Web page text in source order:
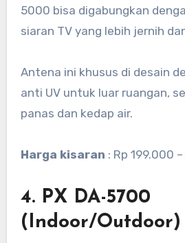
5000 bisa digabungkan
siaran TV yang lebih jernih
Antena ini khusus di desain
anti UV untuk luar ruangan,
panas dan kedap air.
Harga kisaran : Rp 199.000
4. PX DA-5700
(Indoor/Outdoor)